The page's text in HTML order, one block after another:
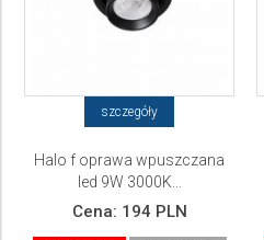
szczegóły
Halo f oprawa wpuszczana
led 9W 3000K...
Cena: 194 PLN